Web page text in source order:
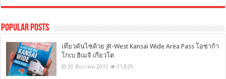
Popular Posts
เที่ยวคันไซด้วย JR-West Kansai Wide Area Pass โอซาก้า
โกเบ ฮิเมจิ เกียวโต
20 ธันวาคม 2015 31,829